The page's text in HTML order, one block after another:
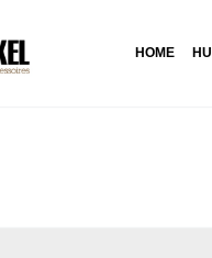
HOME